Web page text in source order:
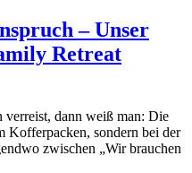
– Unser
Retreat
verreist, dann weiß man: Die
Kofferpacken, sondern bei der
zwischen „Wir brauchen